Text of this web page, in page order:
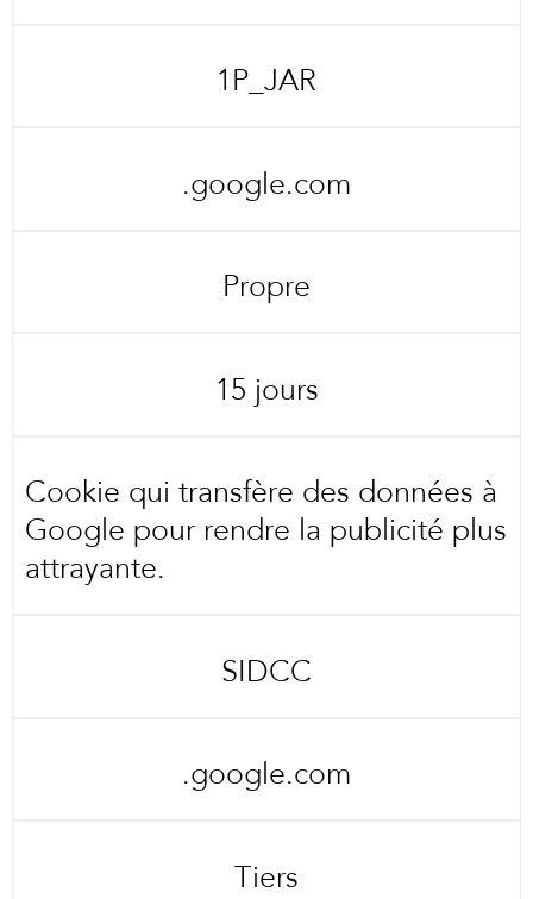
1P_JAR
.google.com
Propre
15 jours
Cookie qui transfère des données à
Google pour rendre la publicité plus
attrayante.
SIDCC
.google.com
Tiers